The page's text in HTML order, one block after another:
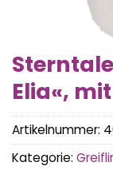
Elia«,
Artikelnummer:
Kategorie: